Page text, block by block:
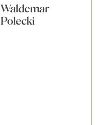
Waldemar
Polecki